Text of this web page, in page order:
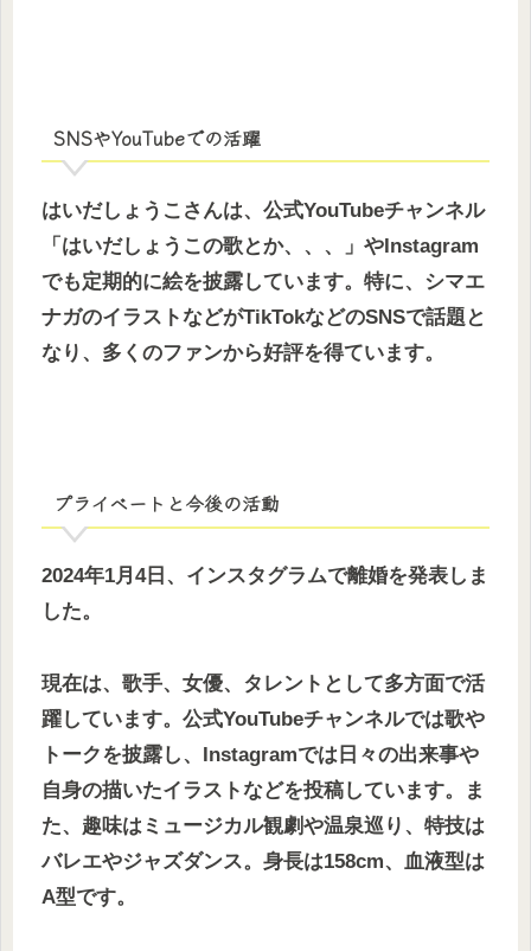
SNSやYouTubeでの活躍
はいだしょうこさんは、公式YouTubeチャンネル
「はいだしょうこの歌とか、、、」やInstagram
でも定期的に絵を披露しています。特に、シマエ
ナガのイラストなどがTikTokなどのSNSで話題と
なり、多くのファンから好評を得ています。
プライベートと今後の活動
2024年1月4日、インスタグラムで離婚を発表しま
した。
現在は、歌手、女優、タレントとして多方面で活
躍しています。公式YouTubeチャンネルでは歌や
トークを披露し、Instagramでは日々の出来事や
自身の描いたイラストなどを投稿しています。ま
た、趣味はミュージカル観劇や温泉巡り、特技は
バレエやジャズダンス。身長は158cm、血液型は
A型です。